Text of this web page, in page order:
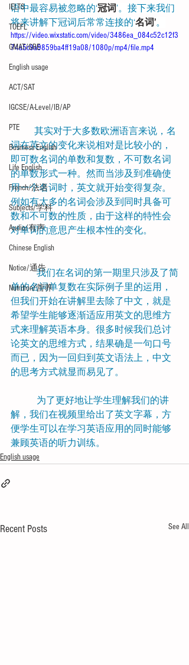
IELTS
TOEFL
GMAT/GRE
English usage
ACT/SAT
IGCSE/A-Level/IB/AP
PTE
Business English
Life English
French/法语
Subjects/学科
Audio/有声
Chinese English
Notice/通告
Nutrition/营养
语中最容易被忽略的‘冠词’。接下来我们
将来讲解下冠词后常常连接的‘名词’。
https://video.wixstatic.com/video/3486ea_084c52c12f3
74a5c9a9859ba4ff19a08/1080p/mp4/file.mp4
其实对于大多数欧洲语言来说，名
词在英文的变化来说相对是比较小的，
即可数名词的单数和复数，不可数名词
的单数形式一种。然而当涉及到准确使
用一个名词时，英文就开始变得复杂。
例如有太多的名词会涉及到同时具备可
数和不可数的性质，由于这样的特性会
对单词的意思产生根本性的变化。
我们在名词的第一期里只涉及了简
单的名词单复数在实际例子里的运用，
但我们开始在讲解里去除了中文，就是
希望学生能够逐渐适应用英文的思维方
式来理解英语本身。很多时候我们总讨
论英文的思维方式，结果确是一句口号
而已，因为一回归到英文语法上，中文
的思考方式就显而易见了。
为了更好地让学生理解我们的讲
解，我们在视频里给出了英文字幕，方
便学生可以在学习英语应用的同时能够
兼顾英语的听力训练。
English usage
Recent Posts See All